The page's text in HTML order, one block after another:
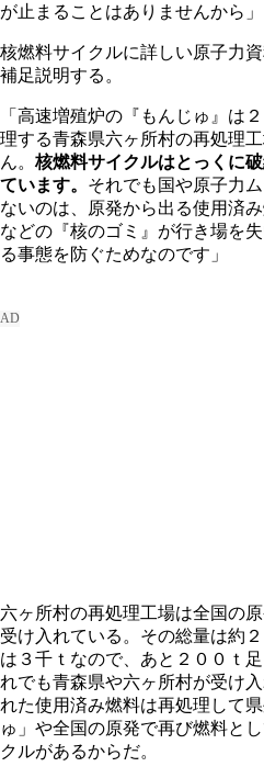
が止まることはありませんから」
核燃料サイクルに詳しい原子力
補足説明する。
「高速増殖炉の『もんじゅ』は
理する青森県六ヶ所村の再処理
ん。 核燃料サイクルはとっくに
ています。 それでも国や原子力
ないのは、原発から出る使用済
などの『核のゴミ』が行き場を
る事態を防ぐためなのです」
六ヶ所村の再処理工場は全国の
受け入れている。その総量は約
は３千ｔなので、あと２００ｔ
れでも青森県や六ヶ所村が受け
れた使用済み燃料は再処理して
ゅ」や全国の原発で再び燃料と
クルがあるからだ。